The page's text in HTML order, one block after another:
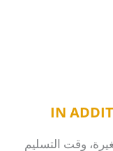
IN
وقت التسليم